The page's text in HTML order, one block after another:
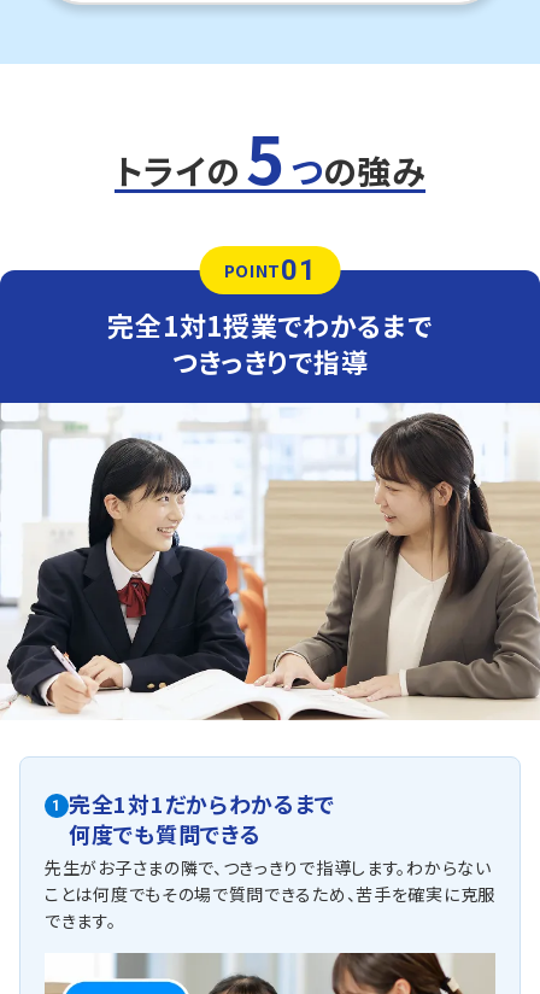
トライは学校から徒歩約20分の立地のため、自転車で通塾
定期テスト対策
数学（教科書：学校図書）
観音中は基礎問題も応用問題も学校指定のワークからの
教材も使用可能。多くの学生がワークを使って授業を受け
英語（教科書：１年 東京書籍、2・3年 教育出版）
観音中は授業で扱った問題や類題が中心となるため、理解
を定着させることが重要です。トライでは学校で解けなか
った問題を一つひとつ克服し、自信を持ってテスト本番に臨
人気のコース
・定期テスト・内申点対策コース
・公立入試対策コース
・苦手科目克服コース
古田中学校
決められた授業回数の中で定期テスト・実力テスト5科目
の対策を行います。自習も学習プランのうちに組み込みま
あくまでも学習の中心は生徒です。しっかり寄り添い、生徒
さまの学ぶ力を引き上げていきます。
城北中学校
比べ速いです。
学校のフォローだけではなく、大学入試を見越した先行学
習にもご期待ください。
他にも以下の学校に対応しています
庚午中学校、美鈴が丘中学校、五月が丘中学校、広島学院中学校、
ノートルダム清心中学校
トライの 5 つの強み
POINT01
完全1対1授業でわかるまで
つきっきりで指導
1
完全1対1だからわかるまで
何度でも質問できる
先生がお子さまの隣で、つきっきりで指導します。わからない
ことは何度でもその場で質問できるため、苦手を確実に克服
できます。